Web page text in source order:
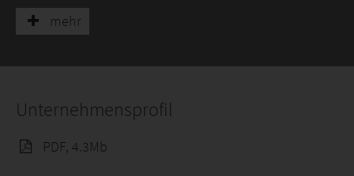
mehr
Unternehmensprofil
PDF, 4.3Mb